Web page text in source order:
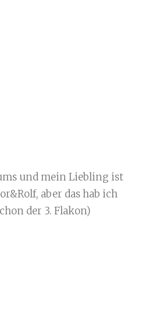
und mein Liebling ist
aber das hab ich
der 3. Flakon)